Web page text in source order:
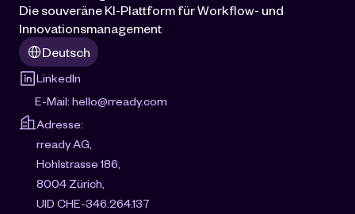
Die souveräne KI-Plattform für Workflow- und
Innovationsmanagement
Select Language
Deutsch
LinkedIn
E-Mail: hello@rready.com
Adresse:
rready AG,
Hohlstrasse 186,
8004 Zürich,
UID CHE-346.264.137